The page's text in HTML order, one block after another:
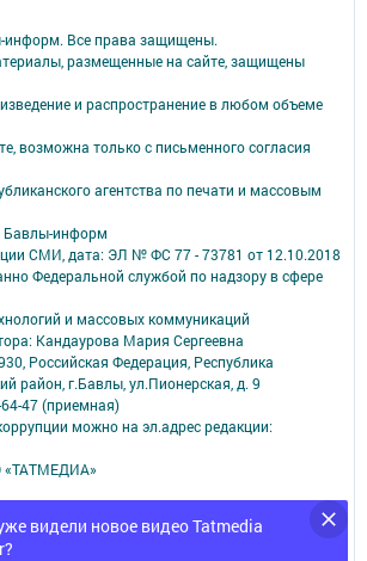
видели новое видео Tatmedia
информ. Все права защищены.
размещенные на сайте, защищены
и распространение в любом объеме
возможна только с письменного согласия
агентства по печати и массовым
информ
СМИ, дата: ЭЛ № ФС 77 - 73781 от 12.10.2018
Федеральной службой по надзору в сфере
и массовых коммуникаций
Кандаурова Мария Сергеевна
Российская Федерация, Республика
район, г.Бавлы, ул.Пионерская, д. 9
47 (приемная)
можно на эл.адрес редакции:
«ТАТМЕДИА»
«cookie»для персонализации сервисов и
сайтом.